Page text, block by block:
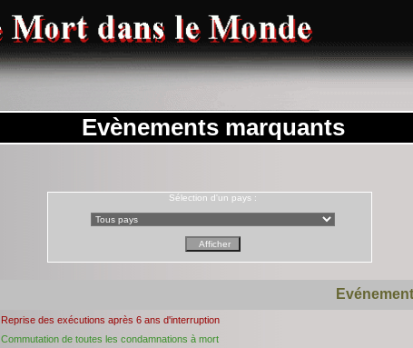
Evènements marquants
Sélection d'un pays :
Evénement
Reprise des exécutions après 6 ans d'interruption
Commutation de toutes les condamnations à mort